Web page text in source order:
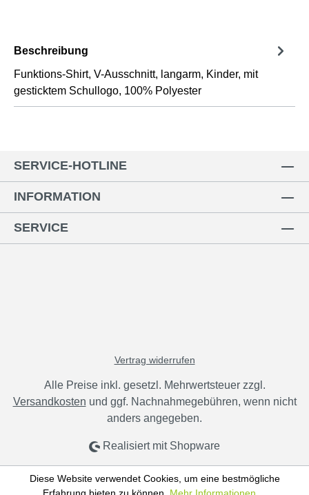
Beschreibung
Funktions-Shirt, V-Ausschnitt, langarm, Kinder, mit
gesticktem Schullogo, 100% Polyester
SERVICE-HOTLINE
INFORMATION
SERVICE
Vertrag widerrufen
Alle Preise inkl. gesetzl. Mehrwertsteuer zzgl.
Versandkosten und ggf. Nachnahmegebühren, wenn nicht
anders angegeben.
Realisiert mit Shopware
Diese Website verwendet Cookies, um eine bestmögliche